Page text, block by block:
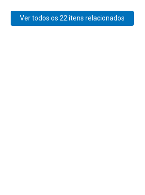
Ver todos os 22 itens relacionados